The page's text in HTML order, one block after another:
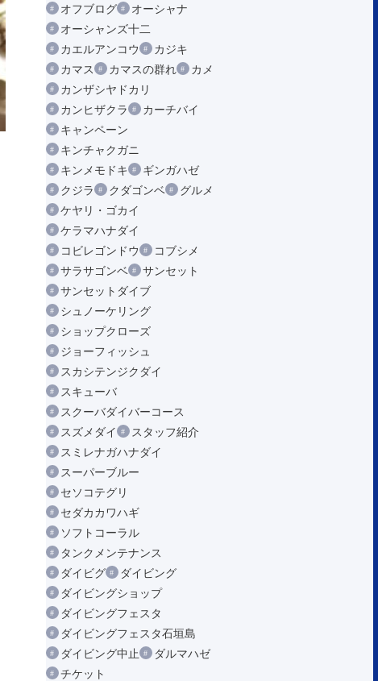
オフブログ
オーシャナ
オーシャンズ十二
カエルアンコウ
カジキ
カマス
カマスの群れ
カメ
カンザシヤドカリ
カンヒザクラ
カーチバイ
キャンペーン
キンチャクガニ
キンメモドキ
ギンガハゼ
クジラ
クダゴンベ
グルメ
ケヤリ・ゴカイ
ケラマハナダイ
コビレゴンドウ
コブシメ
サラサゴンベ
サンセット
サンセットダイブ
シュノーケリング
ショップクローズ
ジョーフィッシュ
スカシテンジクダイ
スキューバ
スクーバダイバーコース
スズメダイ
スタッフ紹介
スミレナガハナダイ
スーパーブルー
セソコテグリ
セダカカワハギ
ソフトコーラル
タンクメンテナンス
ダイビグ
ダイビング
ダイビングショップ
ダイビングフェスタ
ダイビングフェスタ石垣島
ダイビング中止
ダルマハゼ
チケット